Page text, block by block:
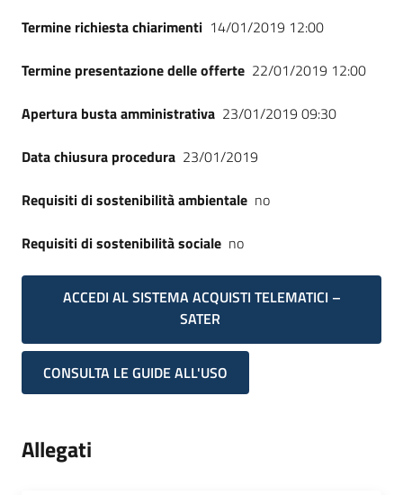
Termine richiesta chiarimenti 14/01/2019 12:00
Termine presentazione delle offerte 22/01/2019 12:00
Apertura busta amministrativa 23/01/2019 09:30
Data chiusura procedura 23/01/2019
Requisiti di sostenibilità ambientale no
Requisiti di sostenibilità sociale no
ACCEDI AL SISTEMA ACQUISTI TELEMATICI –
SATER
CONSULTA LE GUIDE ALL'USO
Allegati